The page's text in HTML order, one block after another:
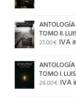
TOMO II.
27,00€ IVA
TOMO I.
28,00€ IVA